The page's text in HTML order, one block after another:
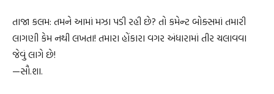
તાજા કલમ: તમને આમાં મઝા પડી રહી છે? તો કમેન્ટ બોક્સમાં તમારી
લાગણી કેમ નથી લખતા! તમારા હોંકારા વગર અંધારામાં તીર ચલાવવા
જેવું લાગે છે!
—સૌ.શા.